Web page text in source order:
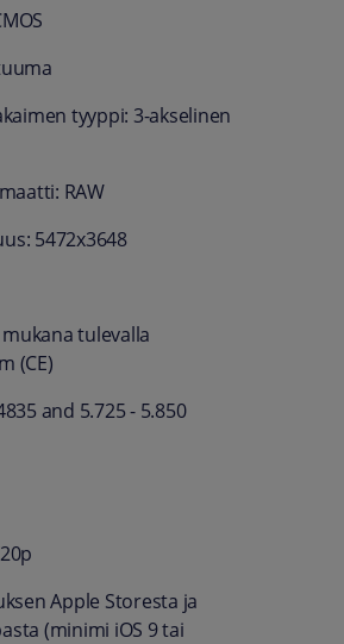
tyyppi: 3-akselinen
RAW
5472x3648
tulevalla
(CE)
and 5.725 - 5.850
Apple Storesta ja
(minimi iOS 9 tai